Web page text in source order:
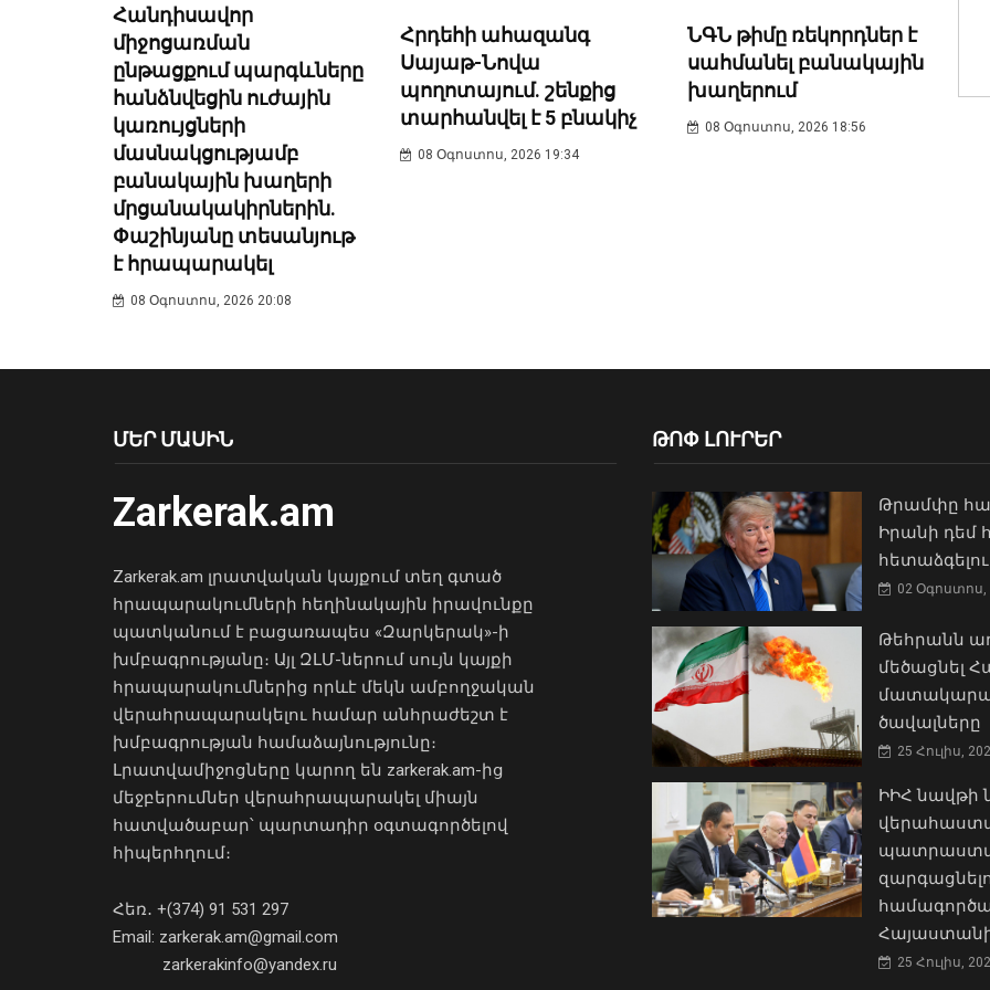
Հանդիսավոր
միջոցառման
ընթացքում պարգևները
հանձնվեցին ուժային
կառույցների
մասնակցությամբ
բանակային խաղերի
մրցանակակիրներին.
Փաշինյանը տեսանյութ
է հրապարակել
08 Օգոստոս, 2026 20:08
Հրդեհի ահազանգ
Սայաթ-Նովա
պողոտայում. շենքից
տարհանվել է 5 բնակիչ
08 Օգոստոս, 2026 19:34
ՆԳՆ թիմը ռեկորդներ է
սահմանել բանակային
խաղերում
08 Օգոստոս, 2026 18:56
ՄԵՐ ՄԱՍԻՆ
Zarkerak.am
Zarkerak.am լրատվական կայքում տեղ գտած
հրապարակումների հեղինակային իրավունքը
պատկանում է բացառապես «Զարկերակ»-ի
խմբագրությանը։ Այլ ԶԼՄ-ներում սույն կայքի
հրապարակումներից որևէ մեկն ամբողջական
վերահրապարակելու համար անհրաժեշտ է
խմբագրության համաձայնությունը։
Լրատվամիջոցները կարող են zarkerak.am-ից
մեջբերումներ վերահրապարակել միայն
հատվածաբար՝ պարտադիր օգտագործելով
հիպերհղում։
Հեռ․ +(374) 91 531 297
Email: zarkerak.am@gmail.com
zarkerakinfo@yandex.ru
ԹՈՓ ԼՈՒՐԵՐ
Թրամփը
Իրանի դեմ
02 Օգոստոս,
Թեհրանն
մեծացնել
ծավալները
25 Հուլիս,
ԻԻՀ
25 Հուլիս,